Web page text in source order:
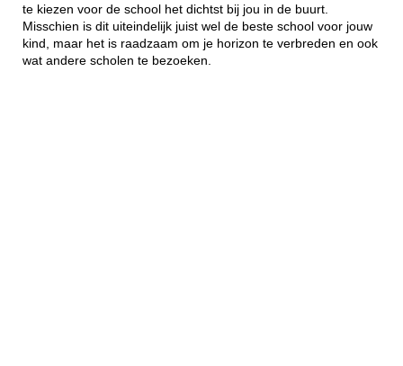
te kiezen voor de school het dichtst bij jou in de buurt.
Misschien is dit uiteindelijk juist wel de beste school voor jouw
kind, maar het is raadzaam om je horizon te verbreden en ook
wat andere scholen te bezoeken.